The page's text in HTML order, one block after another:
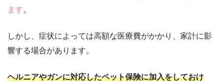
ます。
しかし、症状によっては高額な医療費がかかり、家計に影
響する場合があります。
ヘルニアやガンに対応したペット保険に加入をしておけ